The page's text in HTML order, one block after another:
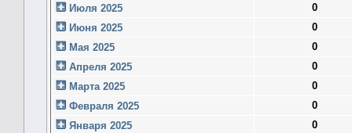
Июля 2025
0
Июня 2025
0
Мая 2025
0
Апреля 2025
0
Марта 2025
0
Февраля 2025
0
Января 2025
0